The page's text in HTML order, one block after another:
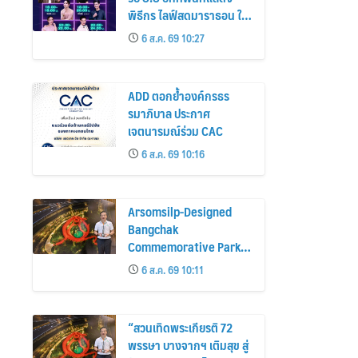
พิธีกร ไลฟ์สดมาราธอน ใน
“ดีลดีที่ตึกเตย 24 ชั่วโมง”
6 ส.ค. 69 10:27
ADD ตอกย้ำองค์กรธร
รมาภิบาล ประกาศ
เจตนารมณ์ร่วม CAC
6 ส.ค. 69 10:16
Arsomsilp-Designed
Bangchak
Commemorative Park
Receives Honour Award
at MLAA 2026
6 ส.ค. 69 10:11
“สวนเทิดพระเกียรติ 72
พรรษา บางจากฯ เติมสุข สู่